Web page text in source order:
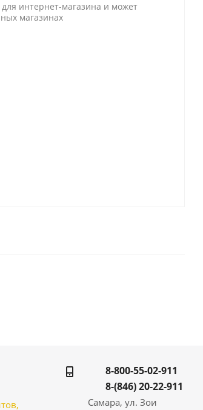
интернет-магазина и может
магазинах
8-800-55-02-911
8-(846) 20-22-911
Самара, ул. Зои